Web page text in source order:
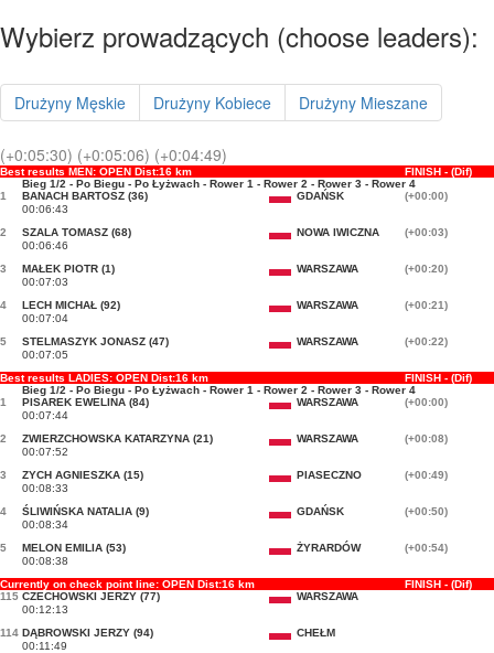
Wybierz prowadzących (choose leaders):
Drużyny Męskie Drużyny Kobiece Drużyny Mieszane
(+0:05:30) (+0:05:06) (+0:04:49)
Best results MEN: OPEN Dist:16 km
FINISH - (Dif)
Bieg 1/2 - Po Biegu - Po Łyżwach - Rower 1 - Rower 2 - Rower 3 - Rower 4
1
BANACH BARTOSZ (36) GDAŃSK
(+00:00)
00:06:43
2
SZALA TOMASZ (68) NOWA IWICZNA
(+00:03)
00:06:46
3
MAŁEK PIOTR (1) WARSZAWA
(+00:20)
00:07:03
4
LECH MICHAŁ (92) WARSZAWA
(+00:21)
00:07:04
5
STELMASZYK JONASZ (47) WARSZAWA
(+00:22)
00:07:05
Best results LADIES: OPEN Dist:16 km
FINISH - (Dif)
Bieg 1/2 - Po Biegu - Po Łyżwach - Rower 1 - Rower 2 - Rower 3 - Rower 4
1
PISAREK EWELINA (84) WARSZAWA
(+00:00)
00:07:44
2
ZWIERZCHOWSKA KATARZYNA (21) WARSZAWA
(+00:08)
00:07:52
3
ZYCH AGNIESZKA (15) PIASECZNO
(+00:49)
00:08:33
4
ŚLIWIŃSKA NATALIA (9) GDAŃSK
(+00:50)
00:08:34
5
MELON EMILIA (53) ŻYRARDÓW
(+00:54)
00:08:38
Currently on check point line: OPEN Dist:16 km
FINISH - (Dif)
115 CZECHOWSKI JERZY (77)
WARSZAWA
00:12:13
114 DĄBROWSKI JERZY (94)
CHEŁM
00:11:49